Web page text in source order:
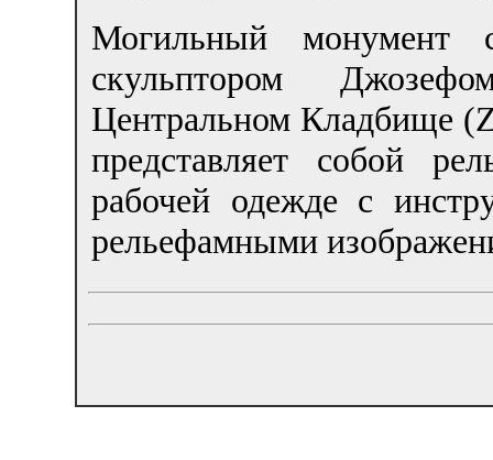
Могильный монумент
скульптором
Центральном Кладбище
представляет собой
рабочей одежде с
рельефамными